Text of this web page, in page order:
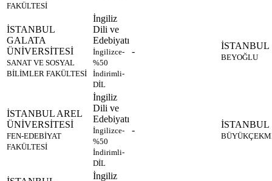
FAKÜLTESİ
İSTANBUL
GALATA
ÜNİVERSİTESİ
SANAT VE SOSYAL
BİLİMLER FAKÜLTESİ
İngiliz
Dili ve
Edebiyatı
İngilizce-
%50
İndirimli-
DİL
-
İSTANBUL
BEYOĞLU
İSTANBUL AREL
ÜNİVERSİTESİ
FEN-EDEBİYAT
FAKÜLTESİ
İngiliz
Dili ve
Edebiyatı
İngilizce-
%50
İndirimli-
DİL
-
İSTANBUL
İngiliz